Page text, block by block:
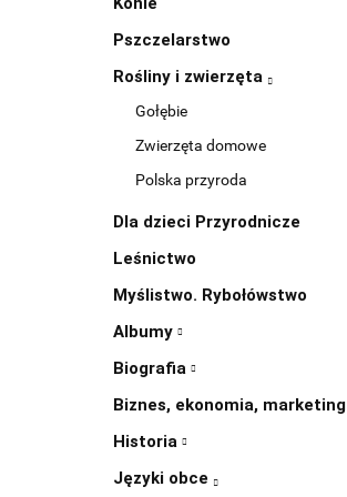
Pszczelarstwo
Rośliny i zwierzęta
Gołębie
Zwierzęta domowe
Polska przyroda
Dla dzieci Przyrodnicze
Leśnictwo
Myślistwo. Rybołówstwo
Albumy
Biografia
Biznes, ekonomia, marketing
Historia
Języki obce